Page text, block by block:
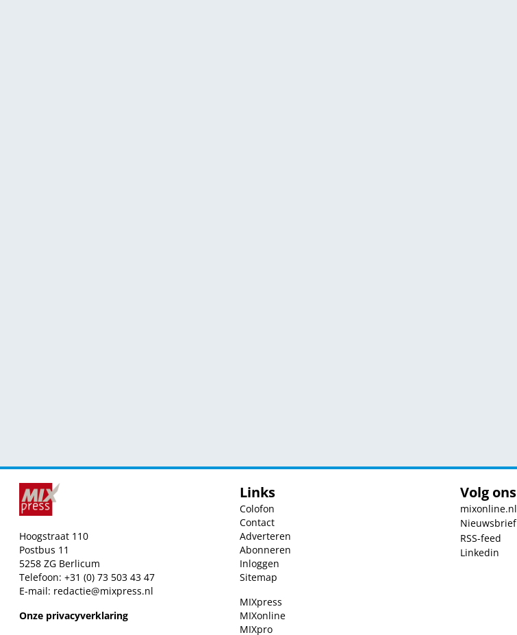
Hoogstraat 110
Postbus 11
5258 ZG Berlicum
Telefoon: +31 (0) 73 503 43 47
E-mail: redactie@mixpress.nl
Onze privacyverklaring
Links
Colofon
Contact
Adverteren
Abonneren
Inloggen
Sitemap
MIXpress
MIXonline
MIXpro
Volg ons
mixonline.nl
Nieuwsbrief
RSS-feed
Linkedin